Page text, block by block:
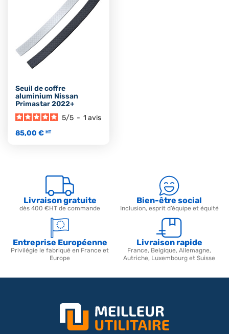
Seuil de coffre
aluminium Nissan
Primastar 2022+
5/5 - 1 avis
85,00 € HT
Livraison gratuite
dès 400 €HT de commande
Bien-être social
Inclusion, esprit d’équipe et équité
Entreprise Européenne
Privilégie le fabriqué en France et
Europe
Livraison rapide
France, Belgique, Allemagne,
Autriche, Luxembourg et Suisse